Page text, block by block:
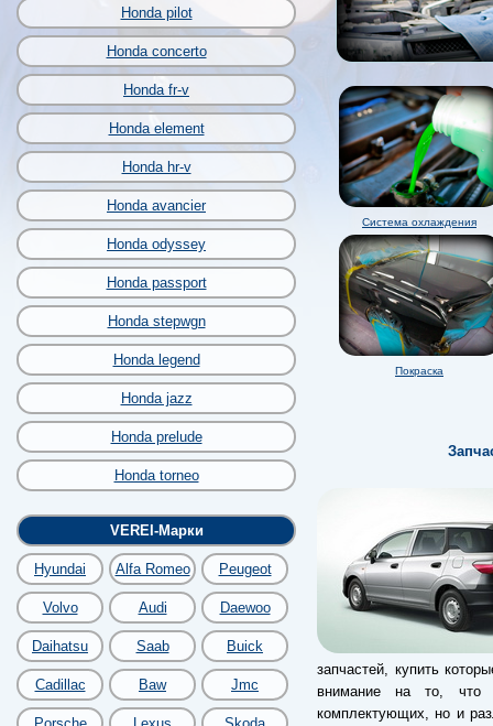
Honda pilot
Honda concerto
Honda fr-v
Honda element
Honda hr-v
Honda avancier
Honda odyssey
Honda passport
Honda stepwgn
Honda legend
Honda jazz
Honda prelude
Honda torneo
VEREI-Марки
Hyundai Alfa Romeo Peugeot
Volvo Audi Daewoo
Daihatsu Saab Buick
Cadillac Baw Jmc
Система охлаждения
Покраска
запчастей, купить
внимание на то, что
комплектующих, но и